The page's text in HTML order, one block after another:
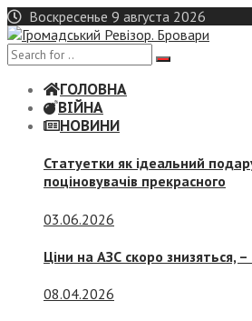
Skip
to
content
Воскресенье 9 августа 2026
ГОЛОВНА
ВІЙНА
НОВИНИ
Статуетки як ідеальний
поціновувачів прекрасного
03.06.2026
Ціни на АЗС скоро знизяться, –
08.04.2026